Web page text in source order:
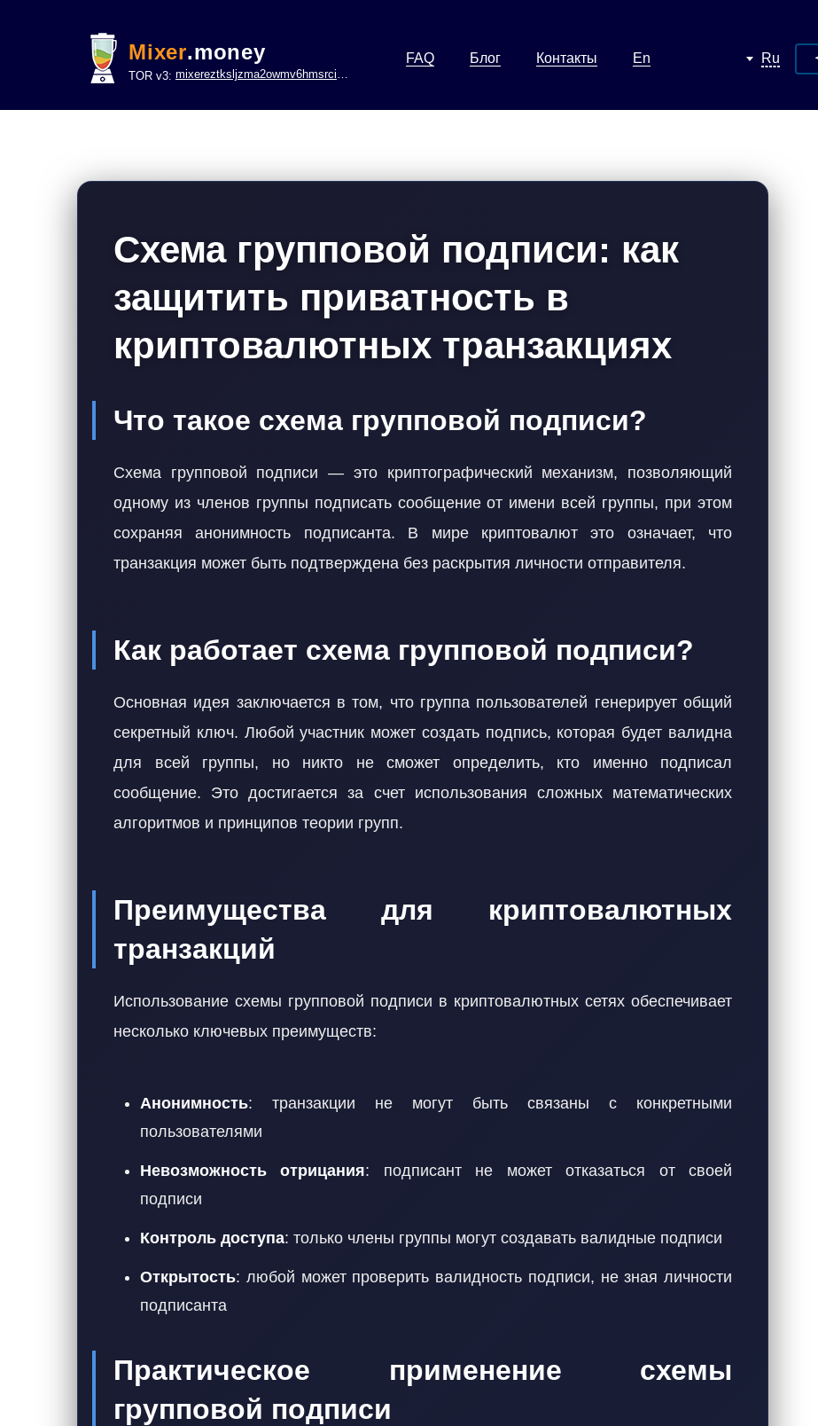
Mixer.money
TOR v3: mixereztksljzma2owmv6hmsrci322lsje6m3svicoddk3xbgvhd2fid.onion
FAQ Блог Контакты En Ru
Схема групповой подписи: как
защитить приватность в
криптовалютных транзакциях
Что такое схема групповой подписи?
Схема групповой подписи — это криптографический механизм, позволяющий
одному из членов группы подписать сообщение от имени всей группы, при этом
сохраняя анонимность подписанта. В мире криптовалют это означает, что
транзакция может быть подтверждена без раскрытия личности отправителя.
Как работает схема групповой подписи?
Основная идея заключается в том, что группа пользователей генерирует общий
секретный ключ. Любой участник может создать подпись, которая будет валидна
для всей группы, но никто не сможет определить, кто именно подписал
сообщение. Это достигается за счет использования сложных математических
алгоритмов и принципов теории групп.
Преимущества для криптовалютных
транзакций
Использование схемы групповой подписи в криптовалютных сетях обеспечивает
несколько ключевых преимуществ:
Анонимность: транзакции не могут быть связаны с конкретными
пользователями
Невозможность отрицания: подписант не может отказаться от своей
подписи
Контроль доступа: только члены группы могут создавать валидные подписи
Открытость: любой может проверить валидность подписи, не зная личности
подписанта
Практическое применение схемы
групповой подписи